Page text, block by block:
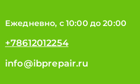
Ежедневно, с 10:00 до 20:00
+78612012254
info@ibprepair.ru